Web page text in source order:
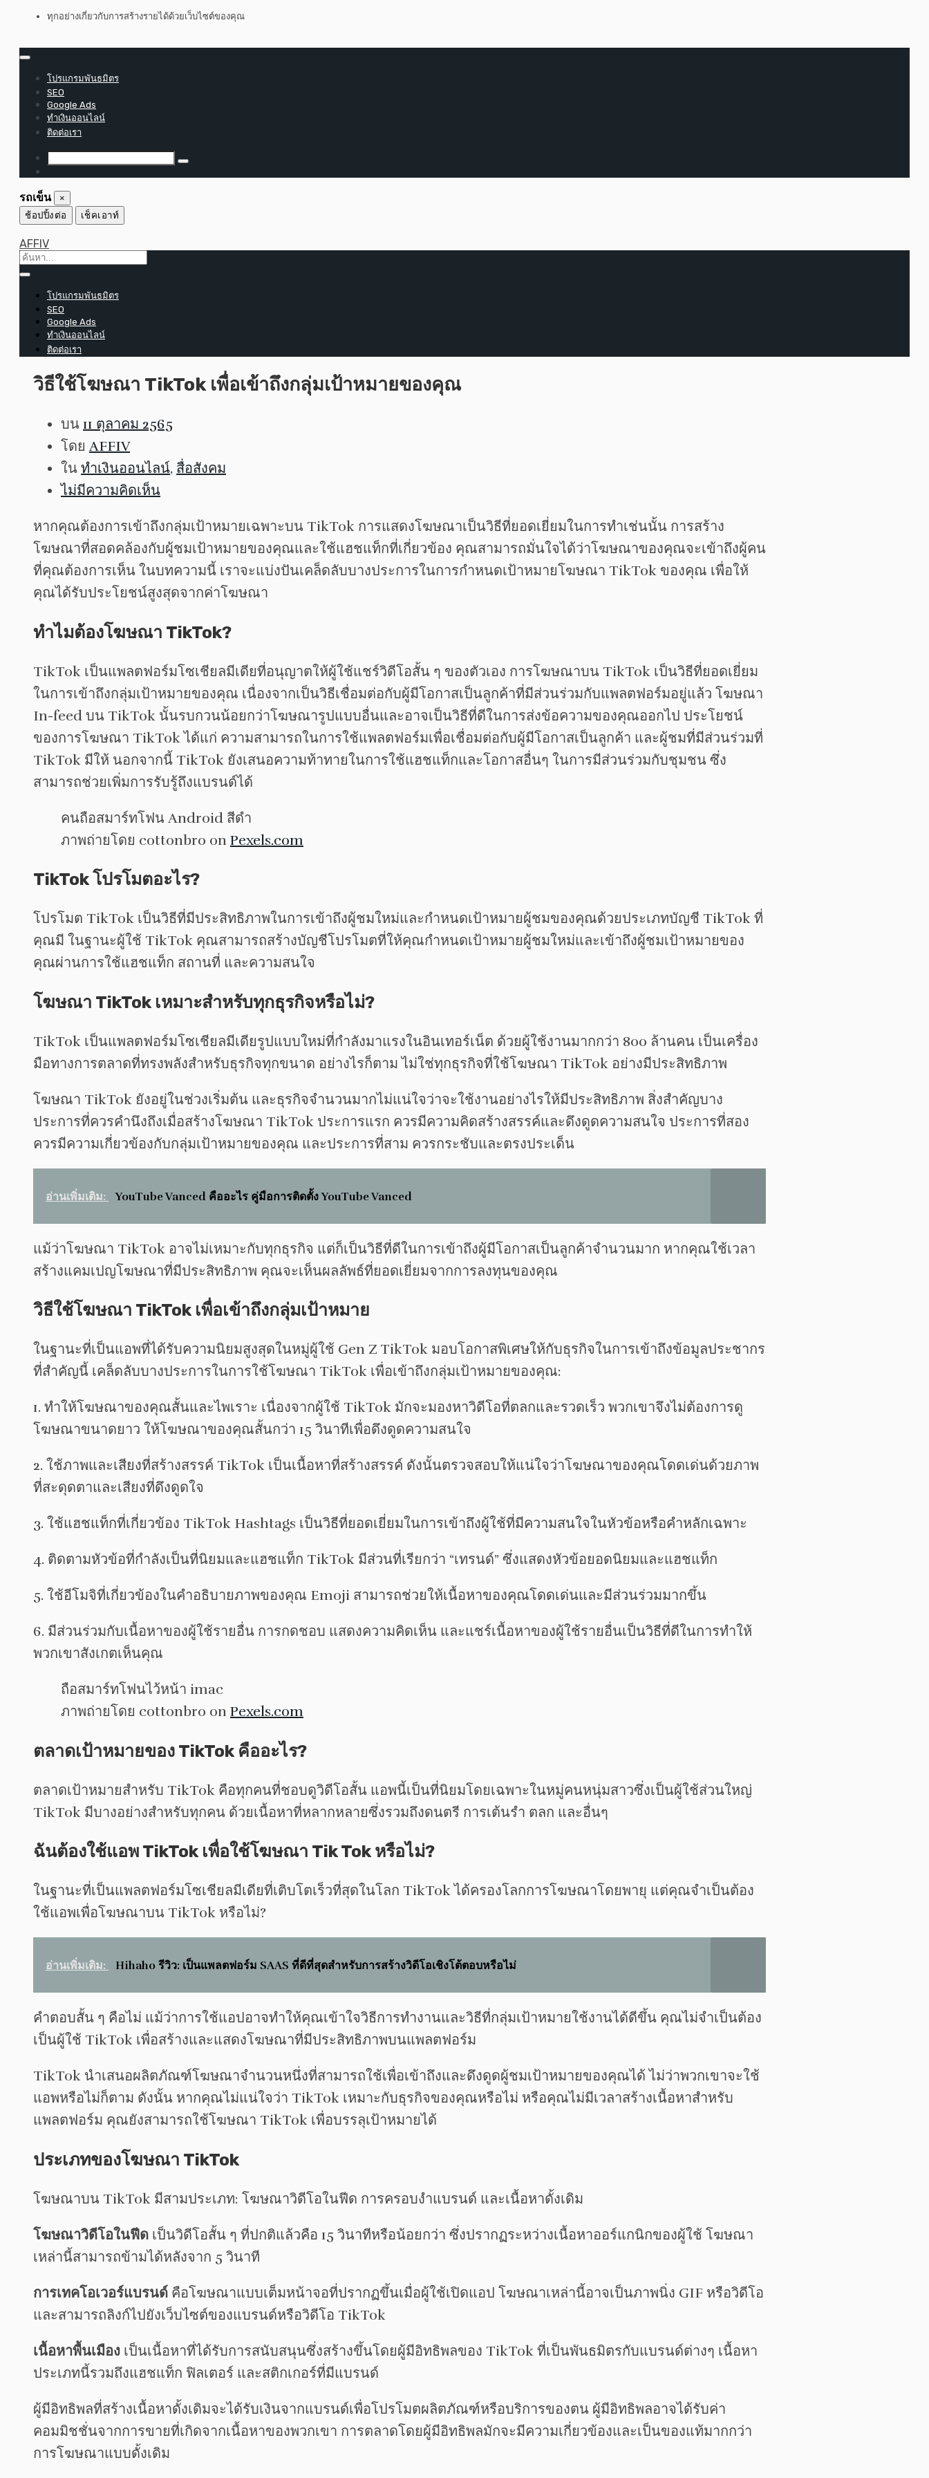
ข้าม
ที่
ทุกอย่างเกี่ยวกับการสร้างรายได้ด้วยเว็บไซต์ของคุณ
โปรแกรมพันธมิตร
SEO
Google Ads
ทำเงินออนไลน์
ติดต่อเรา
รถเข็น ×
ช้อปปิ้งต่อ เช็คเอาท์
AFFIV
โปรแกรมพันธมิตร
SEO
Google Ads
ทำเงินออนไลน์
ติดต่อเรา
วิธีใช้โฆษณา TikTok เพื่อเข้าถึงกลุ่มเป้าหมายของคุณ
บน 11 ตุลาคม 2565
โดย AFFIV
ใน ทำเงินออนไลน์, สื่อสังคม
ไม่มีความคิดเห็น
หากคุณต้องการเข้าถึงกลุ่มเป้าหมายเฉพาะบน TikTok การแสดงโฆษณาเป็นวิธีที่ยอดเยี่ยมในการทำเช่นนั้น การสร้าง
โฆษณาที่สอดคล้องกับผู้ชมเป้าหมายของคุณและใช้แฮชแท็กที่เกี่ยวข้อง คุณสามารถมั่นใจได้ว่าโฆษณาของคุณจะเข้าถึงผู้คน
ที่คุณต้องการเห็น ในบทความนี้ เราจะแบ่งปันเคล็ดลับบางประการในการกำหนดเป้าหมายโฆษณา TikTok ของคุณ เพื่อให้
คุณได้รับประโยชน์สูงสุดจากค่าโฆษณา
ทำไมต้องโฆษณา TikTok?
TikTok เป็นแพลตฟอร์มโซเชียลมีเดียที่อนุญาตให้ผู้ใช้แชร์วิดีโอสั้น ๆ ของตัวเอง การโฆษณาบน TikTok เป็นวิธีที่ยอดเยี่ยม
ในการเข้าถึงกลุ่มเป้าหมายของคุณ เนื่องจากเป็นวิธีเชื่อมต่อกับผู้มีโอกาสเป็นลูกค้าที่มีส่วนร่วมกับแพลตฟอร์มอยู่แล้ว โฆษณา
In-feed บน TikTok นั้นรบกวนน้อยกว่าโฆษณารูปแบบอื่นและอาจเป็นวิธีที่ดีในการส่งข้อความของคุณออกไป ประโยชน์
ของการโฆษณา TikTok ได้แก่ ความสามารถในการใช้แพลตฟอร์มเพื่อเชื่อมต่อกับผู้มีโอกาสเป็นลูกค้า และผู้ชมที่มีส่วนร่วมที่
TikTok มีให้ นอกจากนี้ TikTok ยังเสนอความท้าทายในการใช้แฮชแท็กและโอกาสอื่นๆ ในการมีส่วนร่วมกับชุมชน ซึ่ง
สามารถช่วยเพิ่มการรับรู้ถึงแบรนด์ได้
ภาพถ่ายโดย cottonbro on Pexels.com
TikTok โปรโมตอะไร?
โปรโมต TikTok เป็นวิธีที่มีประสิทธิภาพในการเข้าถึงผู้ชมใหม่และกำหนดเป้าหมายผู้ชมของคุณด้วยประเภทบัญชี TikTok ที่
คุณมี ในฐานะผู้ใช้ TikTok คุณสามารถสร้างบัญชีโปรโมตที่ให้คุณกำหนดเป้าหมายผู้ชมใหม่และเข้าถึงผู้ชมเป้าหมายของ
คุณผ่านการใช้แฮชแท็ก สถานที่ และความสนใจ
โฆษณา TikTok เหมาะสำหรับทุกธุรกิจหรือไม่?
TikTok เป็นแพลตฟอร์มโซเชียลมีเดียรูปแบบใหม่ที่กำลังมาแรงในอินเทอร์เน็ต ด้วยผู้ใช้งานมากกว่า 800 ล้านคน เป็นเครื่อง
มือทางการตลาดที่ทรงพลังสำหรับธุรกิจทุกขนาด อย่างไรก็ตาม ไม่ใช่ทุกธุรกิจที่ใช้โฆษณา TikTok อย่างมีประสิทธิภาพ
โฆษณา TikTok ยังอยู่ในช่วงเริ่มต้น และธุรกิจจำนวนมากไม่แน่ใจว่าจะใช้งานอย่างไรให้มีประสิทธิภาพ สิ่งสำคัญบาง
ประการที่ควรคำนึงถึงเมื่อสร้างโฆษณา TikTok ประการแรก ควรมีความคิดสร้างสรรค์และดึงดูดความสนใจ ประการที่สอง
ควรมีความเกี่ยวข้องกับกลุ่มเป้าหมายของคุณ และประการที่สาม ควรกระชับและตรงประเด็น
อ่านเพิ่มเติม: YouTube Vanced คืออะไร คู่มือการติดตั้ง YouTube Vanced
แม้ว่าโฆษณา TikTok อาจไม่เหมาะกับทุกธุรกิจ แต่ก็เป็นวิธีที่ดีในการเข้าถึงผู้มีโอกาสเป็นลูกค้าจำนวนมาก หากคุณใช้เวลา
สร้างแคมเปญโฆษณาที่มีประสิทธิภาพ คุณจะเห็นผลลัพธ์ที่ยอดเยี่ยมจากการลงทุนของคุณ
วิธีใช้โฆษณา TikTok เพื่อเข้าถึงกลุ่มเป้าหมาย
ในฐานะที่เป็นแอพที่ได้รับความนิยมสูงสุดในหมู่ผู้ใช้ Gen Z TikTok มอบโอกาสพิเศษให้กับธุรกิจในการเข้าถึงข้อมูลประชากร
ที่สำคัญนี้ เคล็ดลับบางประการในการใช้โฆษณา TikTok เพื่อเข้าถึงกลุ่มเป้าหมายของคุณ:
1. ทำให้โฆษณาของคุณสั้นและไพเราะ เนื่องจากผู้ใช้ TikTok มักจะมองหาวิดีโอที่ตลกและรวดเร็ว พวกเขาจึงไม่ต้องการดู
โฆษณาขนาดยาว ให้โฆษณาของคุณสั้นกว่า 15 วินาทีเพื่อดึงดูดความสนใจ
2. ใช้ภาพและเสียงที่สร้างสรรค์ TikTok เป็นเนื้อหาที่สร้างสรรค์ ดังนั้นตรวจสอบให้แน่ใจว่าโฆษณาของคุณโดดเด่นด้วยภาพ
ที่สะดุดตาและเสียงที่ดึงดูดใจ
3. ใช้แฮชแท็กที่เกี่ยวข้อง TikTok Hashtags เป็นวิธีที่ยอดเยี่ยมในการเข้าถึงผู้ใช้ที่มีความสนใจในหัวข้อหรือคำหลักเฉพาะ
4. ติดตามหัวข้อที่กำลังเป็นที่นิยมและแฮชแท็ก TikTok มีส่วนที่เรียกว่า “เทรนด์” ซึ่งแสดงหัวข้อยอดนิยมและแฮชแท็ก
5. ใช้อีโมจิที่เกี่ยวข้องในคำอธิบายภาพของคุณ Emoji สามารถช่วยให้เนื้อหาของคุณโดดเด่นและมีส่วนร่วมมากขึ้น
6. มีส่วนร่วมกับเนื้อหาของผู้ใช้รายอื่น การกดชอบ แสดงความคิดเห็น และแชร์เนื้อหาของผู้ใช้รายอื่นเป็นวิธีที่ดีในการทำให้
พวกเขาสังเกตเห็นคุณ
ภาพถ่ายโดย cottonbro on Pexels.com
ตลาดเป้าหมายของ TikTok คืออะไร?
ตลาดเป้าหมายสำหรับ TikTok คือทุกคนที่ชอบดูวิดีโอสั้น แอพนี้เป็นที่นิยมโดยเฉพาะในหมู่คนหนุ่มสาวซึ่งเป็นผู้ใช้ส่วนใหญ่
TikTok มีบางอย่างสำหรับทุกคน ด้วยเนื้อหาที่หลากหลายซึ่งรวมถึงดนตรี การเต้นรำ ตลก และอื่นๆ
ฉันต้องใช้แอพ TikTok เพื่อใช้โฆษณา Tik Tok หรือไม่?
ในฐานะที่เป็นแพลตฟอร์มโซเชียลมีเดียที่เติบโตเร็วที่สุดในโลก TikTok ได้ครองโลกการโฆษณาโดยพายุ แต่คุณจำเป็นต้อง
ใช้แอพเพื่อโฆษณาบน TikTok หรือไม่?
อ่านเพิ่มเติม: Hihaho รีวิว: เป็นแพลตฟอร์ม SAAS ที่ดีที่สุดสำหรับการสร้างวิดีโอเชิงโต้ตอบหรือไม่
คำตอบสั้น ๆ คือไม่ แม้ว่าการใช้แอปอาจทำให้คุณเข้าใจวิธีการทำงานและวิธีที่กลุ่มเป้าหมายใช้งานได้ดีขึ้น คุณไม่จำเป็นต้อง
เป็นผู้ใช้ TikTok เพื่อสร้างและแสดงโฆษณาที่มีประสิทธิภาพบนแพลตฟอร์ม
TikTok นำเสนอผลิตภัณฑ์โฆษณาจำนวนหนึ่งที่สามารถใช้เพื่อเข้าถึงและดึงดูดผู้ชมเป้าหมายของคุณได้ ไม่ว่าพวกเขาจะใช้
แอพหรือไม่ก็ตาม ดังนั้น หากคุณไม่แน่ใจว่า TikTok เหมาะกับธุรกิจของคุณหรือไม่ หรือคุณไม่มีเวลาสร้างเนื้อหาสำหรับ
แพลตฟอร์ม คุณยังสามารถใช้โฆษณา TikTok เพื่อบรรลุเป้าหมายได้
ประเภทของโฆษณา TikTok
โฆษณาบน TikTok มีสามประเภท: โฆษณาวิดีโอในฟีด การครอบงำแบรนด์ และเนื้อหาดั้งเดิม
โฆษณาวิดีโอในฟีด เป็นวิดีโอสั้น ๆ ที่ปกติแล้วคือ 15 วินาทีหรือน้อยกว่า ซึ่งปรากฏระหว่างเนื้อหาออร์แกนิกของผู้ใช้ โฆษณา
เหล่านี้สามารถข้ามได้หลังจาก 5 วินาที
การเทคโอเวอร์แบรนด์ คือโฆษณาแบบเต็มหน้าจอที่ปรากฏขึ้นเมื่อผู้ใช้เปิดแอป โฆษณาเหล่านี้อาจเป็นภาพนิ่ง GIF หรือวิดีโอ
และสามารถลิงก์ไปยังเว็บไซต์ของแบรนด์หรือวิดีโอ TikTok
เนื้อหาพื้นเมือง เป็นเนื้อหาที่ได้รับการสนับสนุนซึ่งสร้างขึ้นโดยผู้มีอิทธิพลของ TikTok ที่เป็นพันธมิตรกับแบรนด์ต่างๆ เนื้อหา
ประเภทนี้รวมถึงแฮชแท็ก ฟิลเตอร์ และสติกเกอร์ที่มีแบรนด์
ผู้มีอิทธิพลที่สร้างเนื้อหาดั้งเดิมจะได้รับเงินจากแบรนด์เพื่อโปรโมตผลิตภัณฑ์หรือบริการของตน ผู้มีอิทธิพลอาจได้รับค่า
คอมมิชชั่นจากการขายที่เกิดจากเนื้อหาของพวกเขา การตลาดโดยผู้มีอิทธิพลมักจะมีความเกี่ยวข้องและเป็นของแท้มากกว่า
การโฆษณาแบบดั้งเดิม